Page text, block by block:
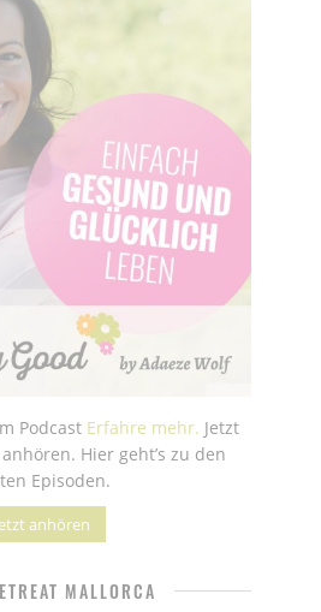
Podcast Erfahre mehr. Jetzt
Hier geht’s zu den
Episoden.
anhören
MALLORCA